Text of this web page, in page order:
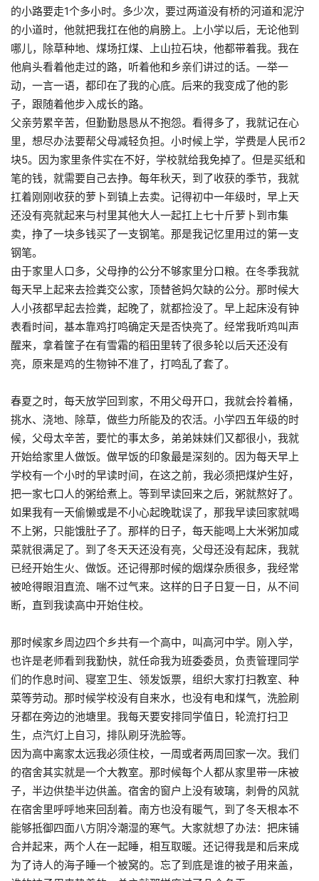
的小路要走1个多小时。多少次，要过两道没有桥的河道和泥泞
的小道时，他就把我扛在他的肩膀上。上小学以后，无论他到
哪儿，除草种地、煤场扛煤、上山拉石块，他都带着我。我在
他肩头看着他走过的路，听着他和乡亲们讲过的话。一举一
动，一言一语，都印在了我的心底。后来的我变成了他的影
子，跟随着他步入成长的路。
父亲劳累辛苦，但勤勤恳恳从不抱怨。看得多了，我就记在心
里，想尽办法要帮父母减轻负担。小时候上学，学费是人民币2
块5。因为家里条件实在不好，学校就给我免掉了。但是买纸和
笔的钱，就需要自己去挣。每年秋天，到了收获的季节，我就
扛着刚刚收获的萝卜到镇上去卖。记得初中一年级时，早上天
还没有亮就起来与村里其他大人一起扛上七十斤萝卜到市集
卖，挣了一块多钱买了一支钢笔。那是我记忆里用过的第一支
钢笔。
由于家里人口多，父母挣的公分不够家里分口粮。在冬季我就
每天早上起来去捡粪交公家，顶替爸妈欠缺的公分。那时候大
人小孩都早起去捡粪，起晚了，就都捡没了。早上起床没有钟
表看时间，基本靠鸡打鸣确定天是否快亮了。经常我听鸡叫声
醒来，拿着筐子在有雪霜的稻田里转了很多轮以后天还没有
亮，原来是鸡的生物钟不准了，打鸣乱了套了。
春夏之时，每天放学回到家，不用父母开口，我就会拎着桶，
挑水、浇地、除草，做些力所能及的农活。小学四五年级的时
候，父母太辛苦，要忙的事太多，弟弟妹妹们又都很小，我就
开始给家里人做饭。做早饭的印象最是深刻的。因为每天早上
学校有一个小时的早读时间，在这之前，我必须把煤炉生好，
把一家七口人的粥给煮上。等到早读回来之后，粥就熬好了。
如果我有一天偷懒或是不小心起晚耽误了，那我早读回家就喝
不上粥，只能饿肚子了。那样的日子，每天能喝上大米粥加咸
菜就很满足了。到了冬天天还没有亮，父母还没有起床，我就
已经开始生火、做饭。还记得那时候的烟煤杂质很多，我经常
被呛得眼泪直流、喘不过气来。这样的日子日复一日，从不间
断，直到我读高中开始住校。
那时候家乡周边四个乡共有一个高中，叫高河中学。刚入学，
也许是老师看到我勤快，就任命我为班委委员，负责管理同学
们的作息时间、寝室卫生、领发饭票，组织大家打扫教室、种
菜等劳动。那时候学校没有自来水，也没有电和煤气，洗脸刷
牙都在旁边的池塘里。我每天要安排同学值日，轮流打扫卫
生，点汽灯上自习，排队刷牙洗脸等。
因为高中离家太远我必须住校，一周或者两周回家一次。我们
的宿舍其实就是一个大教室。那时候每个人都从家里带一床被
子，半边供垫半边供盖。宿舍的窗户上没有玻璃，刺骨的风就
在宿舍里呼呼地来回刮着。南方也没有暖气，到了冬天根本不
能够抵御四面八方阴冷潮湿的寒气。大家就想了办法：把床铺
合并起来，两个人在一起睡，相互取暖。还记得我是和后来成
为了诗人的海子睡一个被窝的。忘了到底是谁的被子用来盖，